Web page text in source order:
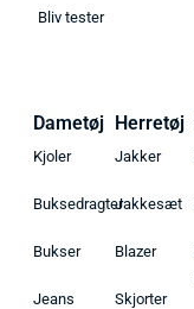
Bliv tester
Dametøj
Kjoler
Buksedragter
Bukser
Jeans
Herretøj
Jakker
Jakkesæt
Blazer
Skjorter